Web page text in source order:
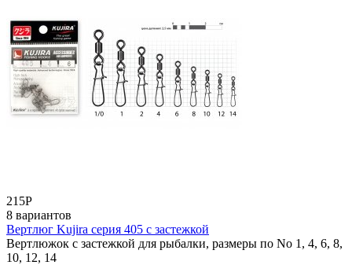
215Р
8 вариантов
Вертлюг Kujira серия 405 с застежкой
Вертлюжок с застежкой для рыбалки, размеры по No 1, 4, 6, 8,
10, 12, 14